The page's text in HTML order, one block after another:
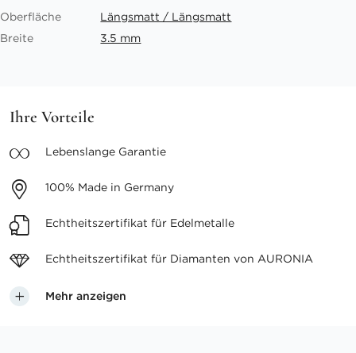
Oberfläche
Längsmatt / Längsmatt
Breite
3.5 mm
Ihre Vorteile
Lebenslange Garantie
100% Made in Germany
Echtheitszertifikat für Edelmetalle
Echtheitszertifikat für Diamanten von AURONIA
Mehr anzeigen